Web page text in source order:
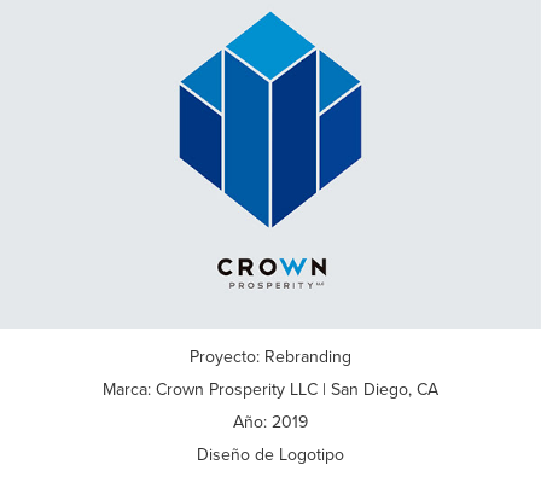
Proyecto: Rebranding
Marca: Crown Prosperity LLC | San Diego, CA
Año: 2019
Diseño de Logotipo